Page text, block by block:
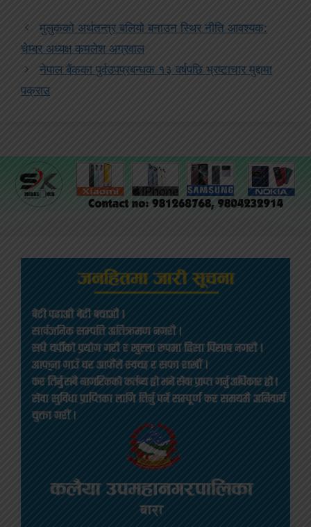
मुलुकको अर्थतन्त्र बलियो बनाउन स्थिर नीति आवश्यक:
चेम्बर अध्यक्ष कमलेश अग्रवाल
नेपाल बैंकका पुर्वउपप्रबन्धक १३ वर्षपछि भ्रष्टाचार मुद्दामा
पक्राउ